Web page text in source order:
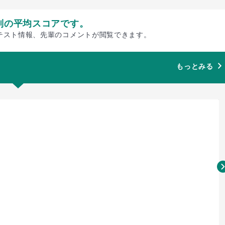
平均スコアです。
ト情報、先輩のコメントが閲覧できます。
もっとみる